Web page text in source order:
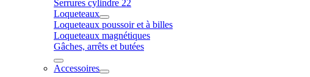
Serrures cylindre 22
Loqueteaux
Loqueteaux poussoir et à billes
Loqueteaux magnétiques
Gâches, arrêts et butées
Accessoires